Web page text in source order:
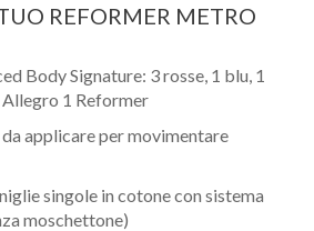
REFORMER METRO
Body Signature: 3 rosse, 1 blu, 1
Allegro 1 Reformer
da applicare per movimentare
singole in cotone con sistema
moschettone)